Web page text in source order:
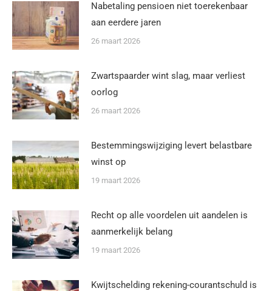
Nabetaling pensioen niet toerekenbaar
aan eerdere jaren
26 maart 2026
Zwartspaarder wint slag, maar verliest
oorlog
26 maart 2026
Bestemmingswijziging levert belastbare
winst op
19 maart 2026
Recht op alle voordelen uit aandelen is
aanmerkelijk belang
19 maart 2026
Kwijtschelding rekening-courantschuld is